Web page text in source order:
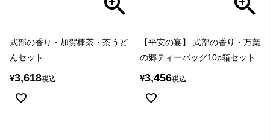
式部の香り・加賀棒茶・茶うど
んセット
¥3,618税込
【平安の宴】 式部の香り・万葉
の郷ティーバッグ10p箱セット
¥3,456税込